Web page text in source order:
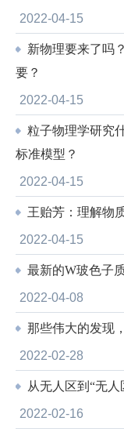
2022-04-15
新物理要来了吗
要？
2022-04-15
粒子物理学研究
标准模型？
2022-04-15
王贻芳：理解物
2022-04-15
最新的W玻色子
2022-04-08
那些伟大的发现
2022-02-28
从无人区到“无人
2022-02-16